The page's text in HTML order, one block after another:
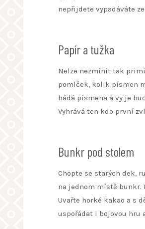
nepřijdete vypadáváte
Papír a tužka
Nelze nezmínit tak
pomlček, kolik písmen
hádá písmena a vy je
Vyhrává ten kdo první
Bunkr pod stolem
Chopte se starých dek,
na jednom místě bunkr.
Uvařte horké kakao a s
uspořádat i bojovou hru